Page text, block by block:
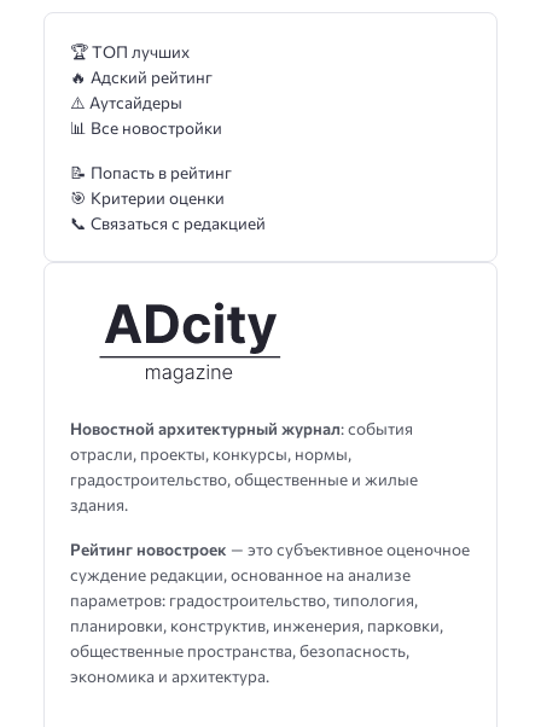
Новостной архитектурный журнал: события
отрасли, проекты, конкурсы, нормы,
градостроительство, общественные и жилые
здания.
Рейтинг новостроек — это субъективное оценочное
суждение редакции, основанное на анализе
параметров: градостроительство, типология,
планировки, конструктив, инженерия, парковки,
общественные пространства, безопасность,
экономика и архитектура.
🏆 ТОП лучших
🔥 Адский рейтинг
⚠️ Аутсайдеры
📊 Все новостройки
📝 Попасть в рейтинг
🎯 Критерии оценки
📞 Связаться с редакцией